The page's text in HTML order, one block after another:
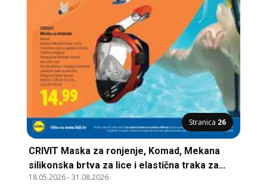
Stranica 26
CRIVIT Maska za ronjenje, Komad, Mekana
silikonska brtva za lice i elastična traka za
ugodno nošenje i dobro pristajanje,
18.05.2026-31.08.2026